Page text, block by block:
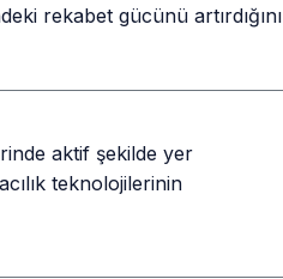
rekabet gücünü artırdığını
aktif şekilde yer
teknolojilerinin